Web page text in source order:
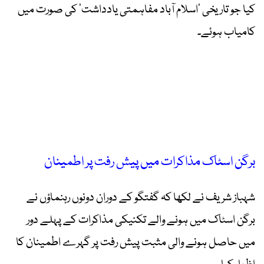
کیا جو تاریخی ’اسلام آباد مفاہمتی یادداشت‘ کی صورت میں
کامیاب ہوئے۔
برگن اسٹاک مذاکرات میں پیش رفت پر اطمینان
شہباز شریف نے لکھا کہ گفتگو کے دوران دونوں رہنماؤں نے
برگن اسٹاک میں ہونے والے تکنیکی مذاکرات کے پہلے دور
میں حاصل ہونے والی مثبت پیش رفت پر گہرے اطمینان کا